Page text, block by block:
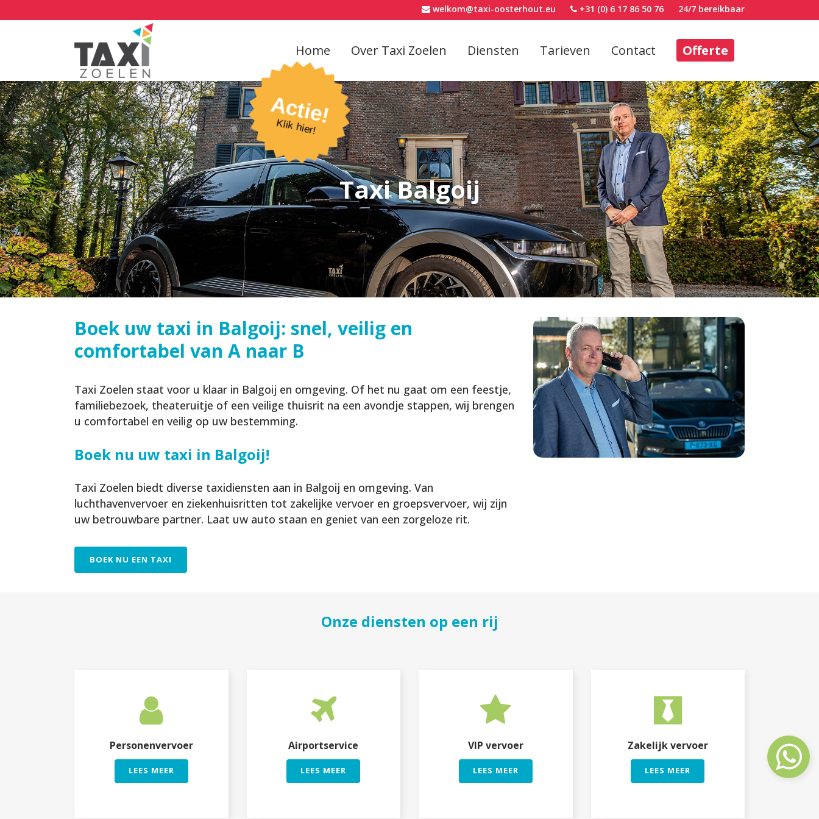
Actie!
Klik hier!
welkom@taxi-oosterhout.eu +31 (0) 6 17 86 50 76 24/7 bereikbaar
Home Over Taxi Zoelen Diensten Tarieven Contact Offerte
Taxi Balgoij
Boek uw taxi in Balgoij: snel, veilig en
comfortabel van A naar B
Taxi Zoelen staat voor u klaar in Balgoij en omgeving. Of het nu gaat om een feestje,
familiebezoek, theateruitje of een veilige thuisrit na een avondje stappen, wij brengen
u comfortabel en veilig op uw bestemming.
Boek nu uw taxi in Balgoij!
Taxi Zoelen biedt diverse taxidiensten aan in Balgoij en omgeving. Van
luchthavenvervoer en ziekenhuisritten tot zakelijke vervoer en groepsvervoer, wij zijn
uw betrouwbare partner. Laat uw auto staan en geniet van een zorgeloze rit.
BOEK NU EEN TAXI
Onze diensten op een rij
Personenvervoer
LEES MEER
Airportservice
LEES MEER
VIP vervoer
LEES MEER
Zakelijk vervoer
LEES MEER